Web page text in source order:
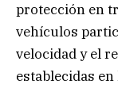
protección en
vehículos
velocidad y el
establecidas